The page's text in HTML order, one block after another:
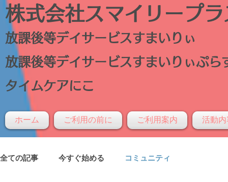
株式会社スマイリープラ
放課後等デイサービスすまいりぃ
放課後等デイサービスすまいりぃぷら
タイムケアにこ
ホーム ご利用の前に ご利用案内 活動
全ての記事 今すぐ始める コミュニティ